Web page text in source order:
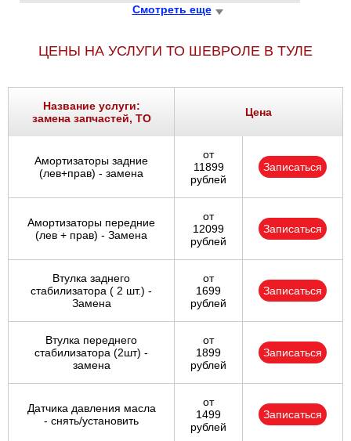
C3500
CAPRICE CAPTIVA CAVALIER
CHEVROLET CORSA
CORSICA CORVETTE CRUZE
LACETTI LUMINA
MATIZ NIVA
NUBIRA ORLANDO REZZO
Смотреть еще
ЦЕНЫ НА УСЛУГИ ТО ШЕВРОЛЕ В ТУЛЕ
Название услуги:
замена запчастей, ТО
Цена
Амортизаторы задние
(лев+прав) - замена
от
11899
рублей
Записаться
Амортизаторы передние
(лев + прав) - Замена
от
12099
рублей
Записаться
Втулка заднего
стабилизатора ( 2 шт.) -
Замена
от
1699
рублей
Записаться
Втулка переднего
стабилизатора (2шт) -
замена
от
1899
рублей
Записаться
Датчика давления масла
- снять/установить
от
1499
рублей
Записаться